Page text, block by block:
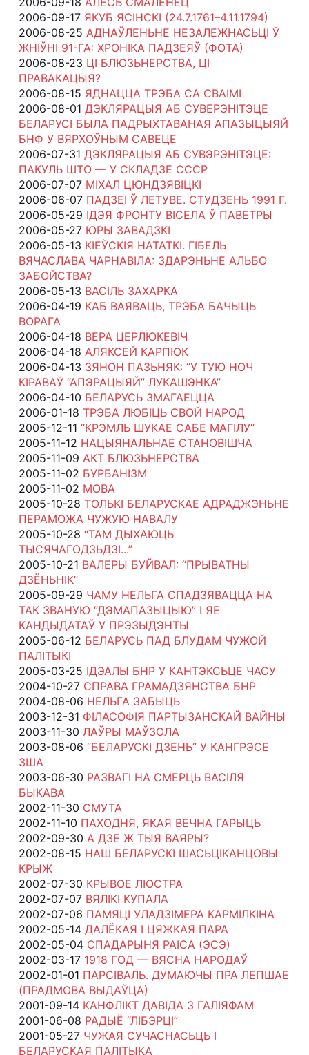
2006-09-17 ЯКУБ ЯСІНСКІ (24.7.1761–4.11.1794)
2006-08-25 АДНАЎЛЕНЬНЕ НЕЗАЛЕЖНАСЬЦІ Ў
ЖНІЎНІ 91-ГА: ХРОНІКА ПАДЗЕЯЎ (ФОТА)
2006-08-23 ЦІ БЛЮЗЬНЕРСТВА, ЦІ
ПРАВАКАЦЫЯ?
2006-08-15 ЯДНАЦЦА ТРЭБА СА СВАІМІ
2006-08-01 ДЭКЛЯРАЦЫЯ АБ СУВЕРЭНІТЭЦЕ
БЕЛАРУСІ БЫЛА ПАДРЫХТАВАНАЯ АПАЗЫЦЫЯЙ
БНФ У ВЯРХОЎНЫМ САВЕЦЕ
2006-07-31 ДЭКЛЯРАЦЫЯ АБ СУВЭРЭНІТЭЦЕ:
ПАКУЛЬ ШТО — У СКЛАДЗЕ СССР
2006-07-07 МІХАЛ ЦЮНДЗЯВІЦКІ
2006-06-07 ПАДЗЕІ Ў ЛЕТУВЕ. СТУДЗЕНЬ 1991 Г.
2006-05-29 ІДЭЯ ФРОНТУ ВІСЕЛА Ў ПАВЕТРЫ
2006-05-27 ЮРЫ ЗАВАДЗКІ
2006-05-13 КІЕЎСКІЯ НАТАТКІ. ГІБЕЛЬ
ВЯЧАСЛАВА ЧАРНАВІЛА: ЗДАРЭНЬНЕ АЛЬБО
ЗАБОЙСТВА?
2006-05-13 ВАСІЛЬ ЗАХАРКА
2006-04-19 КАБ ВАЯВАЦЬ, ТРЭБА БАЧЫЦЬ
ВОРАГА
2006-04-18 ВЕРА ЦЕРЛЮКЕВІЧ
2006-04-18 АЛЯКСЕЙ КАРПЮК
2006-04-13 ЗЯНОН ПАЗЬНЯК: “У ТУЮ НОЧ
КІРАВАЎ “АПЭРАЦЫЯЙ” ЛУКАШЭНКА”
2006-04-10 БЕЛАРУСЬ ЗМАГАЕЦЦА
2006-01-18 ТРЭБА ЛЮБІЦЬ СВОЙ НАРОД
2005-12-11 “КРЭМЛЬ ШУКАЕ САБЕ МАГІЛУ”
2005-11-12 НАЦЫЯНАЛЬНАЕ СТАНОВІШЧА
2005-11-09 АКТ БЛЮЗЬНЕРСТВА
2005-11-02 БУРБАНІЗМ
2005-11-02 МОВА
2005-10-28 ТОЛЬКІ БЕЛАРУСКАЕ АДРАДЖЭНЬНЕ
ПЕРАМОЖА ЧУЖУЮ НАВАЛУ
2005-10-28 “ТАМ ДЫХАЮЦЬ
ТЫСЯЧАГОДЗЬДЗІ...”
2005-10-21 ВАЛЕРЫ БУЙВАЛ: “ПРЫВАТНЫ
ДЗЁНЬНІК”
2005-09-29 ЧАМУ НЕЛЬГА СПАДЗЯВАЦЦА НА
ТАК ЗВАНУЮ “ДЭМАПАЗЫЦЫЮ” І ЯЕ
КАНДЫДАТАЎ У ПРЭЗЫДЭНТЫ
2005-06-12 БЕЛАРУСЬ ПАД БЛУДАМ ЧУЖОЙ
ПАЛІТЫКІ
2005-03-25 ІДЭАЛЫ БНР У КАНТЭКСЬЦЕ ЧАСУ
2004-10-27 СПРАВА ГРАМАДЗЯНСТВА БНР
2004-08-06 НЕЛЬГА ЗАБЫЦЬ
2003-12-31 ФІЛАСОФІЯ ПАРТЫЗАНСКАЙ ВАЙНЫ
2003-11-30 ЛАЎРЫ МАЎЗОЛА
2003-08-06 “БЕЛАРУСКІ ДЗЕНЬ” У КАНГРЭСЕ
ЗША
2003-06-30 РАЗВАГІ НА СМЕРЦЬ ВАСІЛЯ
БЫКАВА
2002-11-30 СМУТА
2002-11-10 ПАХОДНЯ, ЯКАЯ ВЕЧНА ГАРЫЦЬ
2002-09-30 А ДЗЕ Ж ТЫЯ ВАЯРЫ?
2002-08-15 НАШ БЕЛАРУСКІ ШАСЬЦІКАНЦОВЫ
КРЫЖ
2002-07-30 КРЫВОЕ ЛЮСТРА
2002-07-07 ВЯЛІКІ КУПАЛА
2002-07-06 ПАМЯЦІ УЛАДЗІМЕРА КАРМІЛКІНА
2002-05-14 ДАЛЁКАЯ І ЦЯЖКАЯ ПАРА
2002-05-04 СПАДАРЫНЯ РАІСА (ЭСЭ)
2002-03-17 1918 ГОД — ВЯСНА НАРОДАЎ
2002-01-01 ПАРСІВАЛЬ. ДУМАЮЧЫ ПРА ЛЕПШАЕ
(ПРАДМОВА ВЫДАЎЦА)
2001-09-14 КАНФЛІКТ ДАВІДА З ГАЛІЯФАМ
2001-06-08 РАДЫЁ “ЛІБЭРЦІ”
2001-05-27 ЧУЖАЯ СУЧАСНАСЬЦЬ І
БЕЛАРУСКАЯ ПАЛІТЫКА